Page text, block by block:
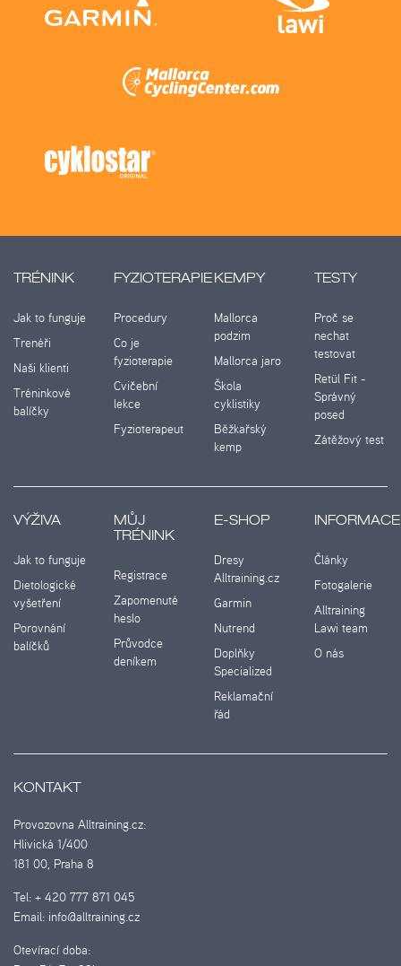
TRÉNINK
Jak to funguje
Trenéři
Naši klienti
Tréninkové
balíčky
FYZIOTERAPIE
Procedury
Co je
fyzioterapie
Cvičební
lekce
Fyzioterapeut
KEMPY
Mallorca
podzim
Mallorca jaro
Škola
cyklistiky
Běžkařský
kemp
TESTY
Proč se
nechat
testovat
Retül Fit -
Správný
posed
Zátěžový test
VÝŽIVA
Jak to funguje
Dietologické
vyšetření
Porovnání
balíčků
MŮJ
TRÉNINK
Registrace
Zapomenuté
heslo
Průvodce
deníkem
E-SHOP
Dresy
Alltraining.cz
Garmin
Nutrend
Doplňky
Specialized
Reklamační
řád
INFORMACE
Články
Fotogalerie
Alltraining
Lawi team
O nás
KONTAKT
Provozovna Alltraining.cz:
Hlivická 1/400
181 00, Praha 8
Tel: + 420 777 871 045
Email: info@alltraining.cz
Otevírací doba: